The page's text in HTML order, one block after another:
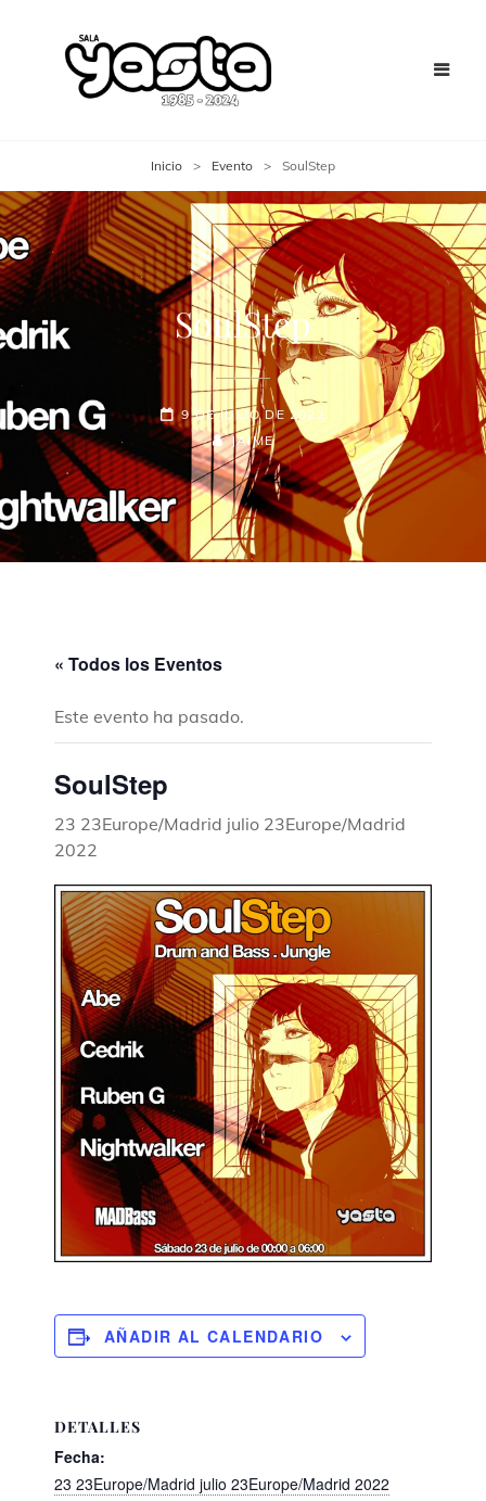
Inicio > Evento > SoulStep
SoulStep
9 DE JULIO DE 2022
JAIME
« Todos los Eventos
Este evento ha pasado.
SoulStep
23 23Europe/Madrid julio 23Europe/Madrid
2022
AÑADIR AL CALENDARIO
DETALLES
Fecha:
23 23Europe/Madrid julio 23Europe/Madrid 2022